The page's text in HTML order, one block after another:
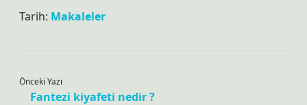
Tarih: Makaleler
Önceki Yazı
Fantezi kiyafeti nedir ?